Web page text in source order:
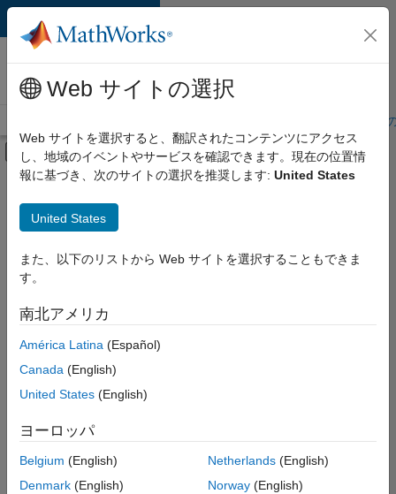
コンテンツへスキップ
MathWorks 採用
情報
学生・キャリア初期
オフキャンバス ナビゲーション メ
メインコンテンツ
絞り込み条件
IT
企業向けセールス
マーケティング コミュニケーション
経理および財務
オフィス・管理サービス
選
し
人
の
保
存
Web サイトの選択
Web サイトを選択すると、翻訳されたコンテンツにアクセス
し、地域のイベントやサービスを確認できます。現在の位置情
報に基づき、次のサイトの選択を推奨します: United States
United States
また、以下のリストから Web サイトを選択することもできま
す。
南北アメリカ
América Latina (Español)
Canada (English)
United States (English)
ヨーロッパ
Belgium (English)
Denmark (English)
Netherlands(English)
Norway(English)